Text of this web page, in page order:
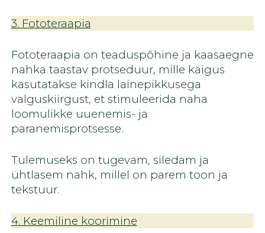
3. Fototeraapia
Fototeraapia on teaduspõhine ja kaasaegne
nahka taastav protseduur, mille käigus
kasutatakse kindla lainepikkusega
valguskiirgust, et stimuleerida naha
loomulikke uuenemis- ja
paranemisprotsesse.
Tulemuseks on tugevam, siledam ja
ühtlasem nahk, millel on parem toon ja
tekstuur.
4. Keemiline koorimine